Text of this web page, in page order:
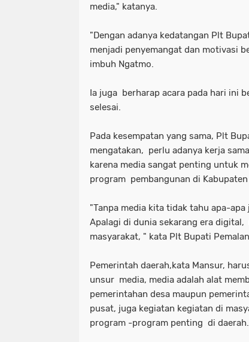
media," katanya.
"Dengan adanya kedatangan Plt
menjadi penyemangat dan motivasi
imbuh Ngatmo.
Ia juga berharap acara pada hari ini
selesai.
Pada kesempatan yang sama, Plt
mengatakan, perlu adanya kerja
karena media sangat penting untuk
program pembangunan di Kabupaten
"Tanpa media kita tidak tahu apa-
Apalagi di dunia sekarang era
masyarakat, " kata Plt Bupati
Pemerintah daerah,kata Mansur,
unsur media, media adalah alat
pemerintahan desa maupun
pusat, juga kegiatan kegiatan di
program -program penting di daerah.